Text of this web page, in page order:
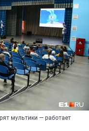
мультики — работает